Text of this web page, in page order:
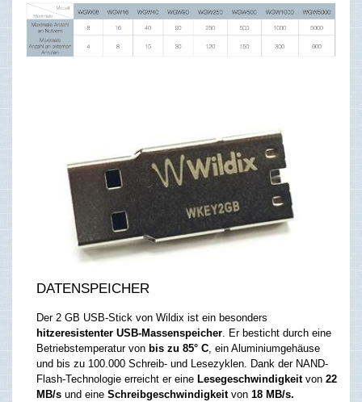
DATENSPEICHER
Der 2 GB USB-Stick von Wildix ist ein besonders
hitzeresistenter USB-Massenspeicher. Er besticht durch eine
Betriebstemperatur von bis zu 85° C, ein Aluminiumgehäuse
und bis zu 100.000 Schreib- und Lesezyklen. Dank der NAND-
Flash-Technologie erreicht er eine Lesegeschwindigkeitvon 22
MB/s und eine Schreibgeschwindigkeitvon 18 MB/s.